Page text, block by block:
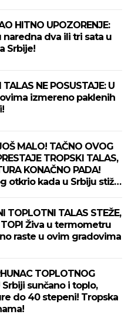
HITNO UPOZORENJE:
naredna dva ili tri sata u
Srbije!
NE POSUSTAJE: U
izmereno paklenih
MALO! TAČNO OVOG
TROPSKI TALAS,
KONAČNO PADA!
otkrio kada u Srbiju stiže
TOPLOTNI TALAS STEŽE,
TOPI Živa u termometru
raste u ovim gradovima
TOPLOTNOG
Srbiji sunčano i toplo,
do 40 stepeni! Tropska